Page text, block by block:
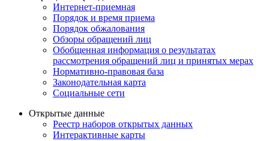
Интернет-приемная
Порядок и время приема
Порядок обжалования
Обзоры обращений лиц
Обобщенная информация о результатах
рассмотрения обращений лиц и принятых мерах
Нормативно-правовая база
Законодательная карта
Социальные сети
Открытые данные
Реестр наборов открытых данных
Интерактивные карты